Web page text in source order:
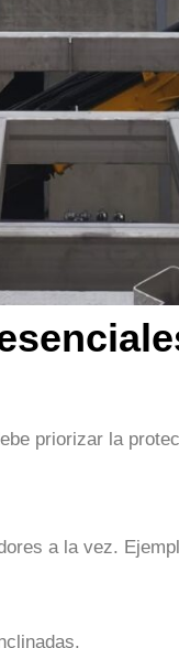
priorizar la
a la vez.